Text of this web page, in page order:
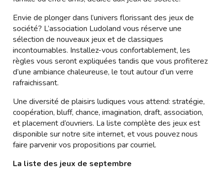
Envie de plonger dans l’univers florissant des jeux de
société? L’association Ludoland vous réserve une
sélection de nouveaux jeux et de classiques
incontournables. Installez-vous confortablement, les
règles vous seront expliquées tandis que vous profiterez
d’une ambiance chaleureuse, le tout autour d’un verre
rafraichissant.
Une diversité de plaisirs ludiques vous attend: stratégie,
coopération, bluff, chance, imagination, draft, association,
et placement d’ouvriers. La liste complète des jeux est
disponible sur notre site internet, et vous pouvez nous
faire parvenir vos propositions par courriel.
La liste des jeux de septembre